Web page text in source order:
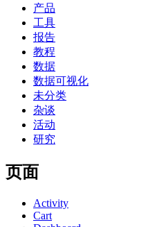
产品
工具
报告
教程
数据
数据可视化
未分类
杂谈
活动
研究
页面
Activity
Cart